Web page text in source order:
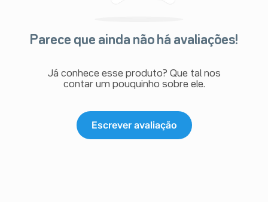
Parece que ainda não há avaliações!
Já conhece esse produto? Que tal nos
contar um pouquinho sobre ele.
Escrever avaliação